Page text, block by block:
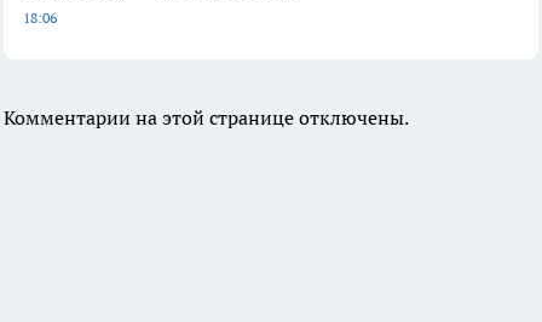
18:06
Комментарии на этой странице отключены.